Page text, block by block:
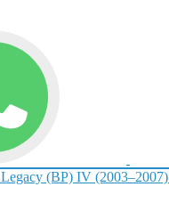
Legacy (BP) IV (2003–2007)